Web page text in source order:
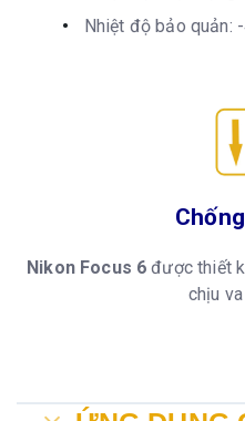
Nhiệt độ bảo quản:
Nikon Focus 6 được thiết
chịu